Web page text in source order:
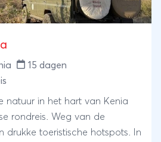
15 dagen
natuur in het hart van Kenia
rondreis. Weg van de
drukke toeristische hotspots. In